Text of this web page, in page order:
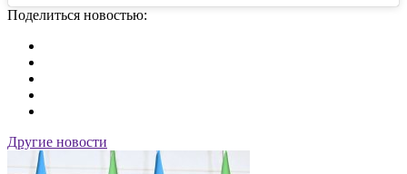
Поделиться новостью:
Другие новости